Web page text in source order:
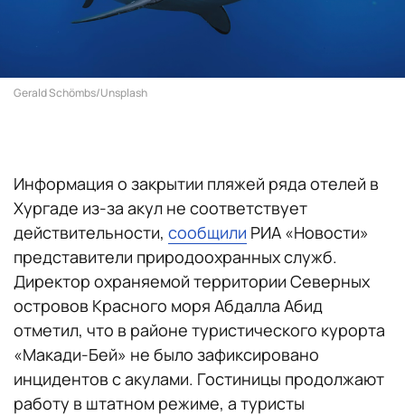
Gerald Schömbs/Unsplash
Информация о закрытии пляжей ряда отелей в
Хургаде из-за акул не соответствует
действительности, сообщили РИА «Новости»
представители природоохранных служб.
Директор охраняемой территории Северных
островов Красного моря Абдалла Абид
отметил, что в районе туристического курорта
«Макади-Бей» не было зафиксировано
инцидентов с акулами. Гостиницы продолжают
работу в штатном режиме, а туристы